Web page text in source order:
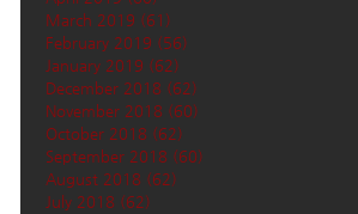
March 2019 (61)
February 2019 (56)
January 2019 (62)
December 2018 (62)
November 2018 (60)
October 2018 (62)
September 2018 (60)
August 2018 (62)
July 2018 (62)